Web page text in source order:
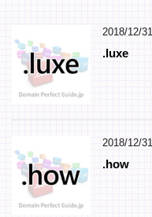
2018/12/31
.luxe
2018/12/31
.how